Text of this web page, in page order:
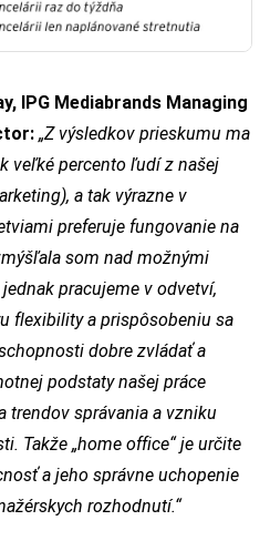
IPG Mediabrands Managing
„Z výsledkov prieskumu ma
veľké percento ľudí z našej
a tak výrazne v
preferuje fungovanie na
som nad možnými
pracujeme v odvetví,
flexibility a prispôsobeniu sa
dobre zvládať a
podstaty našej práce
trendov správania a vzniku
Takže „home office“ je určite
a jeho správne uchopenie
rozhodnutí.“